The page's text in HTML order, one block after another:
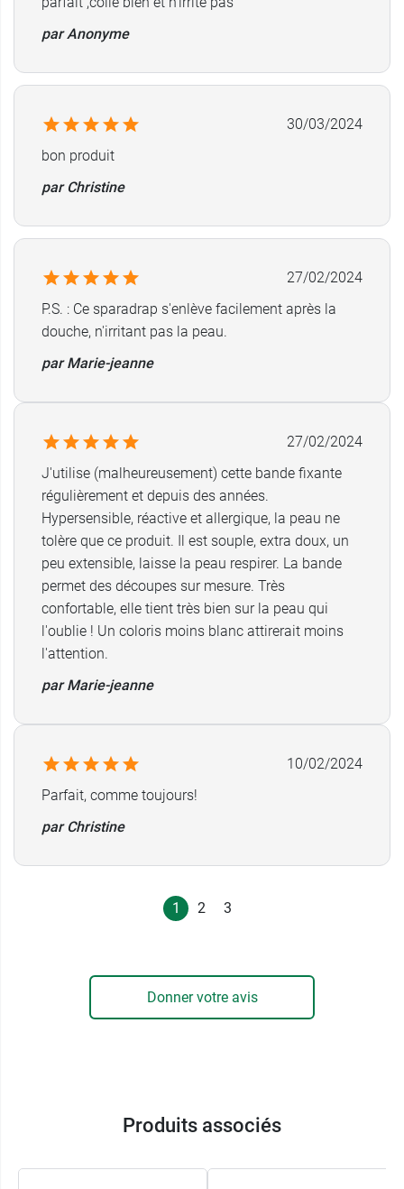
Conditionnement :
par Anonyme
30/03/2024
bon produit
par Christine
27/02/2024
P.S. : Ce sparadrap s'enlève facilement après la
douche, n'irritant pas la peau.
par Marie-jeanne
27/02/2024
J'utilise (malheureusement) cette bande fixante
régulièrement et depuis des années.
Hypersensible, réactive et allergique, la peau ne
tolère que ce produit. Il est souple, extra doux, un
peu extensible, laisse la peau respirer. La bande
permet des découpes sur mesure. Très
confortable, elle tient très bien sur la peau qui
l'oublie ! Un coloris moins blanc attirerait moins
l'attention.
par Marie-jeanne
10/02/2024
Parfait, comme toujours!
par Christine
1 2 3
Donner votre avis
Produits associés